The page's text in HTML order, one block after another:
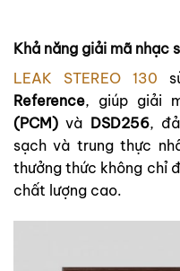
Khả năng giải mã nhạc
LEAK STEREO 130
Reference, giúp giải
(PCM) và DSD256,
sạch và trung thực
thưởng thức không chỉ
chất lượng cao.